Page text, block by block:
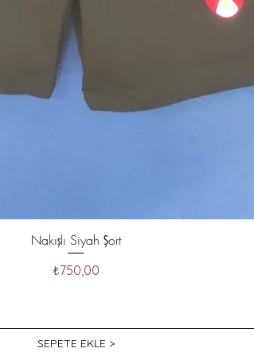
Nakışlı Siyah Şort
Fiyat
₺750,00
SEPETE EKLE >